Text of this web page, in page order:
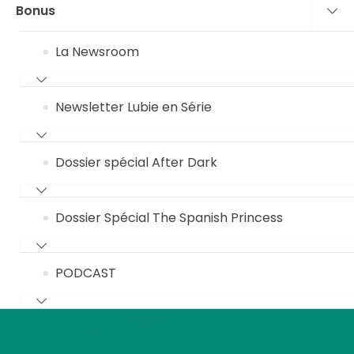
Bonus
La Newsroom
Newsletter Lubie en Série
Dossier spécial After Dark
Dossier Spécial The Spanish Princess
PODCAST